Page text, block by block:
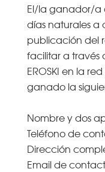
El/la ganador/a
días naturales a
publicación del
facilitar a través
EROSKI en la
ganado la
Nombre y dos
Teléfono de
Dirección
Email de